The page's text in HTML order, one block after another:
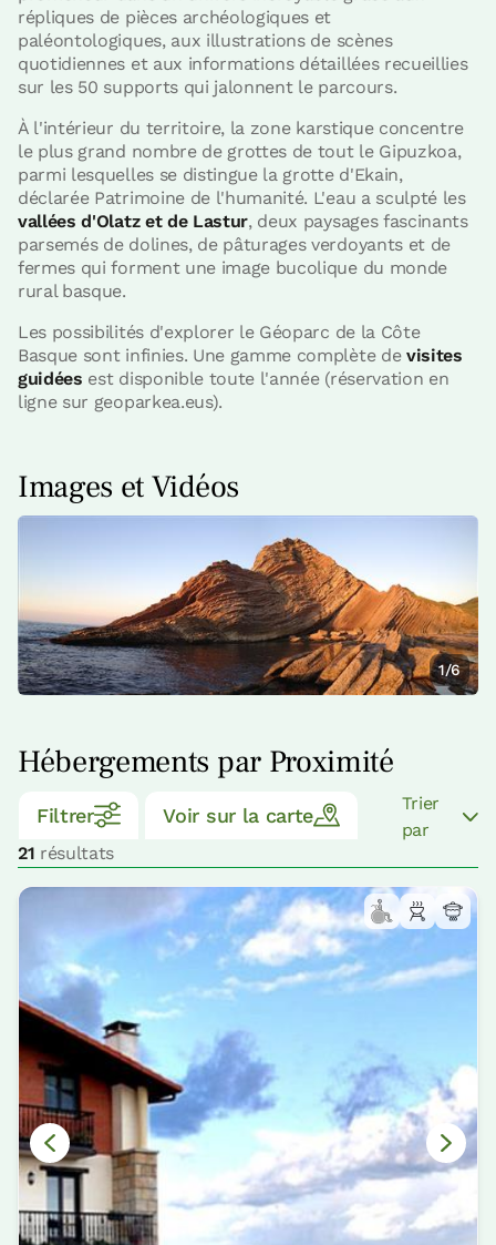
répliques de pièces archéologiques et
paléontologiques, aux illustrations de scènes
quotidiennes et aux informations détaillées recueillies
sur les 50 supports qui jalonnent le parcours.
À l'intérieur du territoire, la zone karstique concentre
le plus grand nombre de grottes de tout le Gipuzkoa,
parmi lesquelles se distingue la grotte d'Ekain,
déclarée Patrimoine de l'humanité. L'eau a sculpté les
vallées d'Olatz et de Lastur, deux paysages fascinants
parsemés de dolines, de pâturages verdoyants et de
fermes qui forment une image bucolique du monde
rural basque.
Les possibilités d'explorer le Géoparc de la Côte
Basque sont infinies. Une gamme complète de visites
guidées est disponible toute l'année (réservation en
ligne sur geoparkea.eus).
Images et Vidéos
1/6
Hébergements par Proximité
Filtrer Voir sur la carte
21 résultats
Trier
par